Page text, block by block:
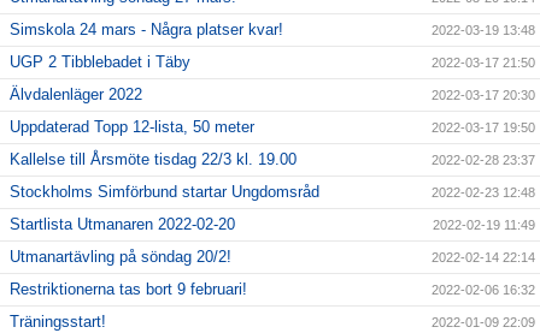
Simskola 24 mars - Några platser kvar! 2022-03-19 13:48
UGP 2 Tibblebadet i Täby 2022-03-17 21:50
Älvdalenläger 2022 2022-03-17 20:30
Uppdaterad Topp 12-lista, 50 meter 2022-03-17 19:50
Kallelse till Årsmöte tisdag 22/3 kl. 19.00 2022-02-28 23:37
Stockholms Simförbund startar Ungdomsråd 2022-02-23 12:48
Startlista Utmanaren 2022-02-20 2022-02-19 11:49
Utmanartävling på söndag 20/2! 2022-02-14 22:14
Restriktionerna tas bort 9 februari! 2022-02-06 16:32
Träningsstart! 2022-01-09 22:09